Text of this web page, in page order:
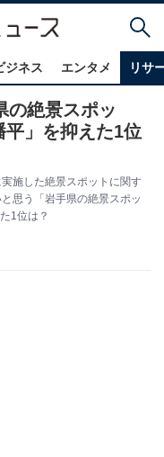
ジネス エンタメ リサ
の絶景スポッ
平」を抑えた1位
施した絶景スポットに関す
思う「岩手県の絶景スポッ
1位は？